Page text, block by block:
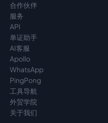
合作伙伴
服务
API
单证助手
AI客服
Apollo
WhatsApp
PingPong
工具导航
外贸学院
关于我们